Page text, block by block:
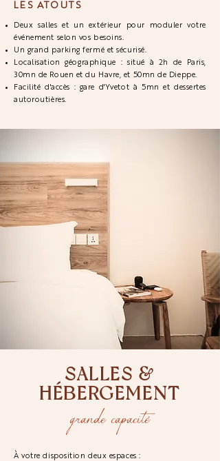
LES ATOUTS
Deux salles et un extérieur pour moduler votre
événement selon vos besoins.
Un grand parking fermé et sécurisé.
Localisation géographique : situé à 2h de Paris,
30mn de Rouen et du Havre, et 50mn de Dieppe.
Facilité d'accès : gare d'Yvetot à 5mn et dessertes
autoroutières.
SALLES &
HÉBERGEMENT
grande capacité
À votre disposition deux espaces :